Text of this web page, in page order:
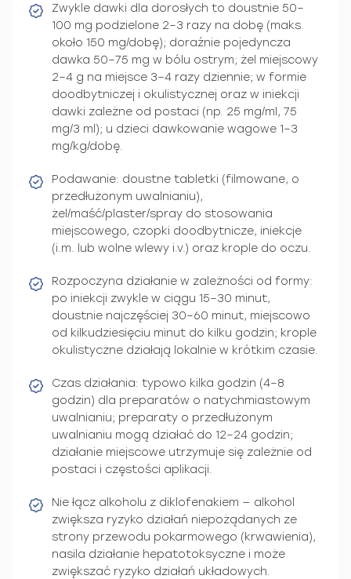
Zwykle dawki dla dorosłych to doustnie 50–
100 mg podzielone 2–3 razy na dobę (maks.
około 150 mg/dobę); doraźnie pojedyncza
dawka 50–75 mg w bólu ostrym; żel miejscowy
2–4 g na miejsce 3–4 razy dziennie; w formie
doodbytniczej i okulistycznej oraz w iniekcji
dawki zależne od postaci (np. 25 mg/ml, 75
mg/3 ml); u dzieci dawkowanie wagowe 1–3
mg/kg/dobę.
Podawanie: doustne tabletki (filmowane, o
przedłużonym uwalnianiu),
żel/maść/plaster/spray do stosowania
miejscowego, czopki doodbytnicze, iniekcje
(i.m. lub wolne wlewy i.v.) oraz krople do oczu.
Rozpoczyna działanie w zależności od formy:
po iniekcji zwykle w ciągu 15–30 minut,
doustnie najczęściej 30–60 minut, miejscowo
od kilkudziesięciu minut do kilku godzin; krople
okulistyczne działają lokalnie w krótkim czasie.
Czas działania: typowo kilka godzin (4–8
godzin) dla preparatów o natychmiastowym
uwalnianiu; preparaty o przedłużonym
uwalnianiu mogą działać do 12–24 godzin;
działanie miejscowe utrzymuje się zależnie od
postaci i częstości aplikacji.
Nie łącz alkoholu z diklofenakiem — alkohol
zwiększa ryzyko działań niepożądanych ze
strony przewodu pokarmowego (krwawienia),
nasila działanie hepatotoksyczne i może
zwiększać ryzyko działań układowych.